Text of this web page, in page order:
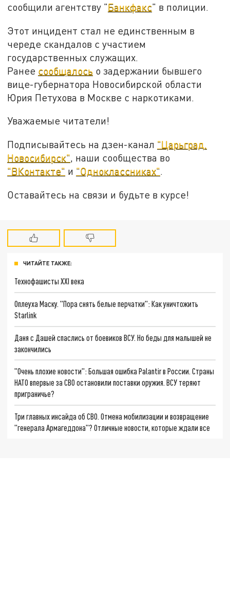
сообщили агентству "Банкфакс" в полиции.
Этот инцидент стал не единственным в
череде скандалов с участием
государственных служащих.
Ранее сообщалось о задержании бывшего
вице-губернатора Новосибирской области
Юрия Петухова в Москве с наркотиками.
Уважаемые читатели!
Подписывайтесь на дзен-канал "Царьград.
Новосибирск", наши сообщества во
"ВКонтакте" и "Одноклассниках".
Оставайтесь на связи и будьте в курсе!
ЧИТАЙТЕ ТАКЖЕ:
Технофашисты XXI века
Оплеуха Маску. "Пора снять белые перчатки": Как уничтожить
Starlink
Даня с Дашей спаслись от боевиков ВСУ. Но беды для малышей не
закончились
"Очень плохие новости": Большая ошибка Palantir в России. Страны
НАТО впервые за СВО остановили поставки оружия. ВСУ теряют
приграничье?
Три главных инсайда об СВО. Отмена мобилизации и возвращение
"генерала Армагеддона"? Отличные новости, которые ждали все